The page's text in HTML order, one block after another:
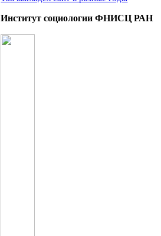
Институт социологии ФНИСЦ РАН